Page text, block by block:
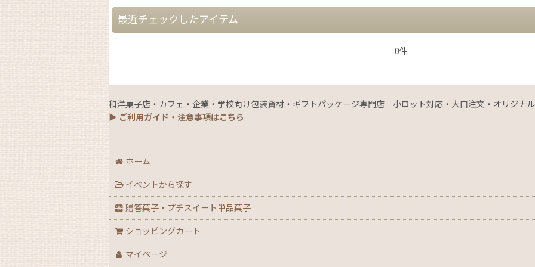
最近チェックしたアイテム
0件
和洋菓子店・カフェ・企業・学校向け包装資材・ギフトパッケージ専門店｜小ロット対応・大口注文・オリジナ
▶ ご利用ガイド・注意事項はこちら
ホーム
イベントから探す
贈答菓子・プチスイート単品菓子
ショッピングカート
マイページ